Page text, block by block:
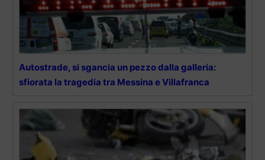
Autostrade, si sgancia un pezzo dalla galleria:
sfiorata la tragedia tra Messina e Villafranca